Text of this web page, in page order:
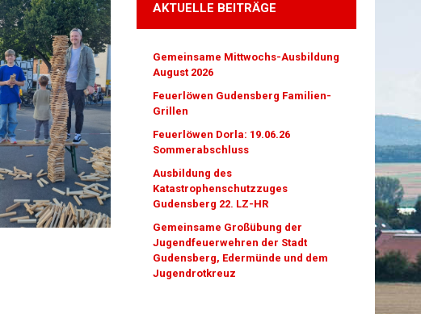
AKTUELLE BEITRÄGE
Gemeinsame Mittwochs-Ausbildung
August 2026
Feuerlöwen Gudensberg Familien-
Grillen
Feuerlöwen Dorla: 19.06.26
Sommerabschluss
Ausbildung des
Katastrophenschutzzuges
Gudensberg 22. LZ-HR
Gemeinsame Großübung der
Jugendfeuerwehren der Stadt
Gudensberg, Edermünde und dem
Jugendrotkreuz